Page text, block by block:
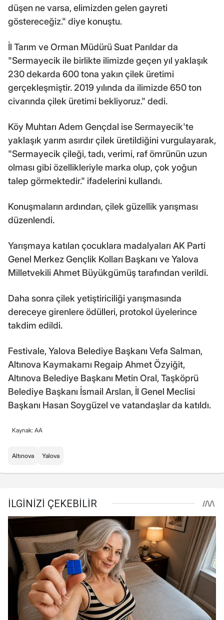
düşen ne varsa, elimizden gelen gayreti
göstereceğiz." diye konuştu.
İl Tarım ve Orman Müdürü Suat Parıldar da
"Sermayecik ile birlikte ilimizde geçen yıl yaklaşık
230 dekarda 600 tona yakın çilek üretimi
gerçekleşmiştir. 2019 yılında da ilimizde 650 ton
civarında çilek üretimi bekliyoruz." dedi.
Köy Muhtarı Adem Gençdal ise Sermayecik'te
yaklaşık yarım asırdır çilek üretildiğini vurgulayarak,
"Sermayecik çileği, tadı, verimi, raf ömrünün uzun
olması gibi özellikleriyle marka olup, çok yoğun
talep görmektedir." ifadelerini kullandı.
Konuşmaların ardından, çilek güzellik yarışması
düzenlendi.
Yarışmaya katılan çocuklara madalyaları AK Parti
Genel Merkez Gençlik Kolları Başkanı ve Yalova
Milletvekili Ahmet Büyükgümüş tarafından verildi.
Daha sonra çilek yetiştiriciliği yarışmasında
dereceye girenlere ödülleri, protokol üyelerince
takdim edildi.
Festivale, Yalova Belediye Başkanı Vefa Salman,
Altınova Kaymakamı Regaip Ahmet Özyiğit,
Altınova Belediye Başkanı Metin Oral, Taşköprü
Belediye Başkanı İsmail Arslan, İl Genel Meclisi
Başkanı Hasan Soygüzel ve vatandaşlar da katıldı.
Kaynak: AA
Altınova Yalova